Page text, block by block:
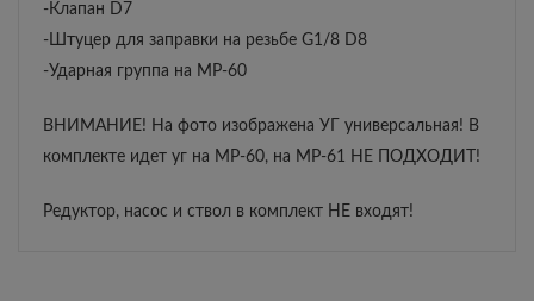
-Клапан D7
-Штуцер для заправки на резьбе G1/8 D8
-Ударная группа на МР-60
ВНИМАНИЕ! На фото изображена УГ универсальная! В
комплекте идет уг на МР-60, на МР-61 НЕ ПОДХОДИТ!
Редуктор, насос и ствол в комплект НЕ входят!